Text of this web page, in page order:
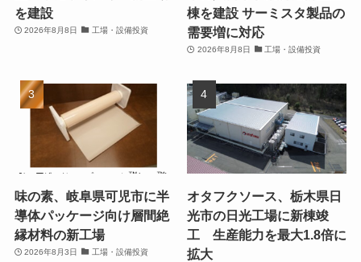
を建設
2026年8月8日 工場・設備投資
棟を建設 サーミスタ製品の
需要増に対応
2026年8月8日 工場・設備投資
味の素、岐阜県可児市に半
導体パッケージ向け層間絶
縁材料の新工場
2026年8月3日 工場・設備投資
オタフクソース、栃木県日
光市の日光工場に新棟竣
工 生産能力を最大1.8倍に
拡大